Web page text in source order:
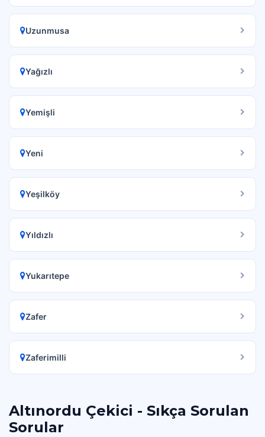
Uzunmusa
Yağızlı
Yemişli
Yeni
Yeşilköy
Yıldızlı
Yukarıtepe
Zafer
Zaferimilli
Altınordu Çekici - Sıkça Sorulan
Sorular